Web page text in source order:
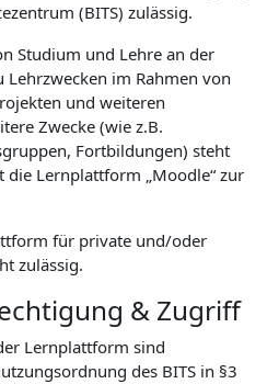
(BITS) zulässig.
Studium und Lehre an der
im Rahmen von
und weiteren
Zwecke (wie z.B.
Fortbildungen) steht
Lernplattform „Moodle“ zur
für private und/oder
zulässig.
& Zugriff
Lernplattform sind
des BITS in §3